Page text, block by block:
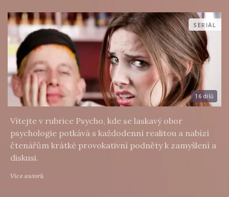
SERIÁL
16 dílů
Vítejte v rubrice Psycho, kde se laskavý obor
psychologie potkává s každodenní realitou a nabízí
čtenářům krátké provokativní podněty k zamyšlení a
diskusi.
Více autorů